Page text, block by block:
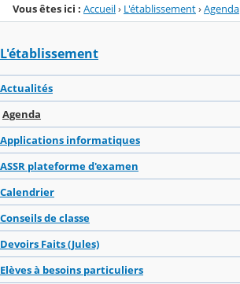
Vous êtes ici : Accueil› L'établissement›Agenda
L'établissement
Actualités
Agenda
Applications informatiques
ASSR plateforme d'examen
Calendrier
Conseils de classe
Devoirs Faits (Jules)
Elèves à besoins particuliers